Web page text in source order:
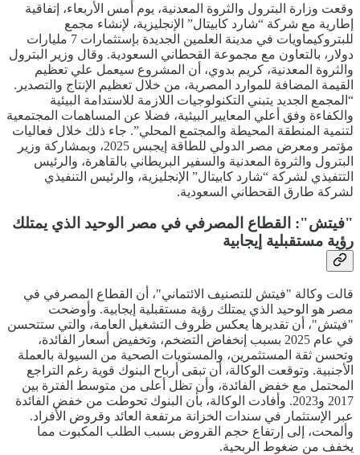
وقعت وزارة البترول والثروة المعدنية، يوم أمس الأربعاء، إتفاقية
إطارية مع شركة “شارد كابيتال” الإنجليزية، لإنشاء مجمع
للبتروكيماويات في مدينة العلمين الجديدة بإستثمارات 7 مليارات
دولار، بالتعاون مع مجموعة القحطاني السعودية. وقال وزير البترول
والثروة المعدنية، كريم بدوي، أن المشروع سيعمل علي تعظيم
القيمة المضافة للموارد المصرية، من خلال تعظيم الإنتاج والتصدير.
“المجمع الجديد يتبني التكنولوجيات اللازمة للاستدامة البيئية
والكفاءة وفق أعلي المعايير البيئية، فضلا عن المساهمات المجتمعية
لتنمية المنطقة المحيطة والمجتمع المحلي”. جاء ذلك خلال فعاليات
مؤتمر ومعرض مصر الدولي للطاقة إيجبس 2025، وبمشاركة وزير
البترول والثروة المعدنية والسفير البريطاني بالقاهرة، والرئيس
التتفيذي لشركة “شارد كابيتال” الإنجليزية، والرئيس التنفيذي
لشركة طارق القحطاني السعودية.
"فيتش": القطاع المصرفي في مصر الوحيد الذي يمتلك
رؤية مستقبلية إيجابية
قالت وكالة "فيتش للتصنيف الائتماني"، أن القطاع المصرفي في
مصر هو الوحيد الذي يمتلك رؤية مستقبلية إيجابية. وأوضحت
"فيتش"، أن تقديرها يعكس ظروف التشغيل العامة، والتي ستتحسن
في عام 2025 بسبب إنخفاض التضخم، وتخفيض أسعار الفائدة،
وتحسن ثقة المستثمرين، والمستويات الصحية من السيولة بالعملة
الأجنبية. وتوقعت الوكالة، أن تبقى أرباح البنوك قوية رغم التراجع
المحتمل مع خفض الفائدة، وأن تظل أعلى من متوسط الفترة بين
2017 و2023. وأفادت الوكالة، بأن البنوك تحوطت من خفض الفائدة
عبر الإستثمار في سندات الخزانة مرتفعة العائد وقروض الأفراد.
وألمحت، إلى إرتفاع حجم القروض بسبب الطلب المكبوت مما
يخفف من ضغوط الربحية.